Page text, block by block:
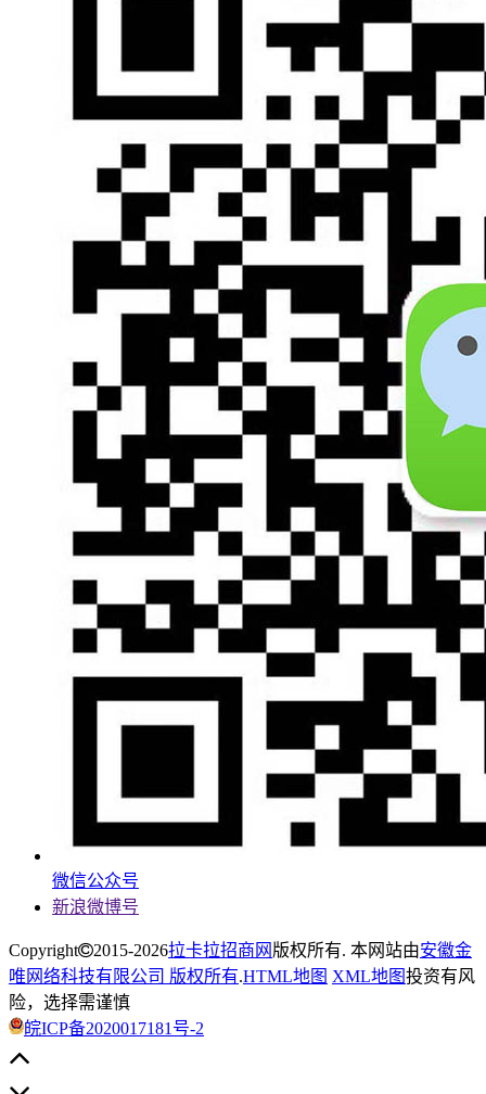
微信公众号
新浪微博号
Copyright 2015-2026拉卡拉招商网 版权所有. 本网站由安徽金
唯网络科技有限公司 版权所有.HTML地图 XML地图投资有风
险，选择需谨慎
皖ICP备2020017181号-2